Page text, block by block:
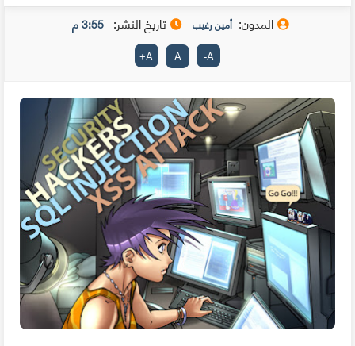
المدون: أمين رغيب تاريخ النشر: 3:55 م
A
-
A
A
+